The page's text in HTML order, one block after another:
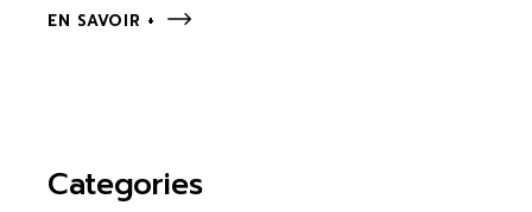
EN SAVOIR +
Categories